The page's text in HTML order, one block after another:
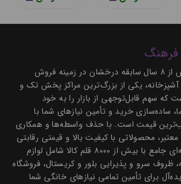
فرهنگ
فروشگاه فرهنگ با بیش از ۸ سال سابقه درخشان در زمینه فروش
آشپزخانه، یکی از بزرگ‌ترین مراکز پخش تک و
سهم قابل‌توجهی از بازار را به خود
خرید و تأمین نیازهای شما با
قیمت است. با حذف واسطه‌ها و همکاری
محصولاتی با کیفیت بالا و قیمتی رقابتی
ارائه می‌دهیم. مجموعه‌ای جامع با بیش از ۸۰۰۰ قلم کالا شامل لوازم
ظروف سرو و پذیرایی بلور و کریستال، فروشگاه
برای تأمین تمامی نیازهای خانگی شما